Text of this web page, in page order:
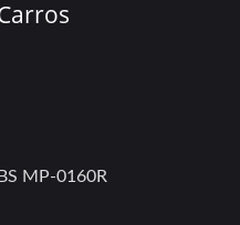
MP-0160R